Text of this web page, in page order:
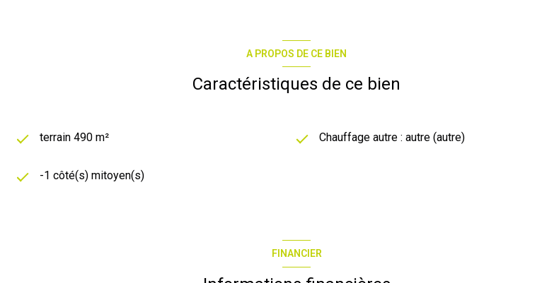
A PROPOS DE CE BIEN
Caractéristiques de ce bien
terrain 490 m² Chauffage autre : autre (autre)
-1 côté(s) mitoyen(s)
FINANCIER